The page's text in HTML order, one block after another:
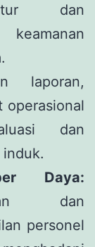
dan
keamanan
laporan,
operasional
dan
Daya:
dan
personel